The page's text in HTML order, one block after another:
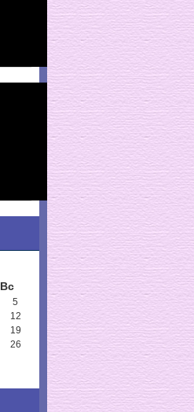
Вс
5
12
19
26